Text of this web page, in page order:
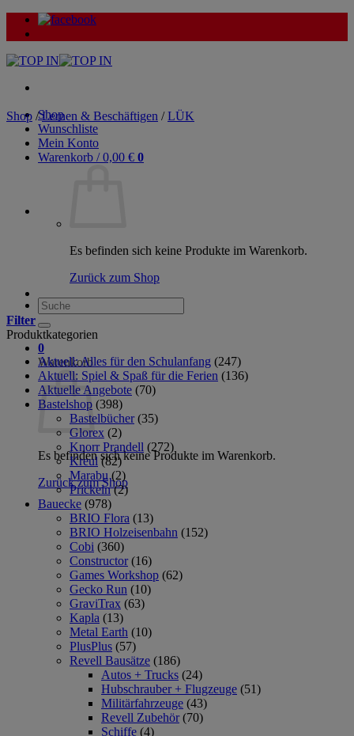
Zum
Inhalt
Shop
Wunschliste
Mein Konto
Warenkorb /0,00 € 0
Es befinden sich keine Produkte im Warenkorb.
Zurück zum Shop
Suche
nach:
0
Warenkorb
Es befinden sich keine Produkte im Warenkorb.
Zurück zum Shop
Shop / Lernen & Beschäftigen / LÜK
Filter
Produktkategorien
Aktuell: Alles für den Schulanfang (247)
Aktuell: Spiel & Spaß für die Ferien (136)
Aktuelle Angebote (70)
Bastelshop (398)
Bastelbücher (35)
Glorex (2)
Knorr Prandell (272)
Kreul (82)
Marabu (2)
Prickeln (2)
Bauecke (978)
BRIO Flora (13)
BRIO Holzeisenbahn (152)
Cobi (360)
Constructor (16)
Games Workshop (62)
Gecko Run (10)
GraviTrax (63)
Kapla (13)
Metal Earth (10)
PlusPlus (57)
Revell Bausätze (186)
Autos + Trucks (24)
Hubschrauber + Flugzeuge (51)
Militärfahrzeuge (43)
Revell Zubehör (70)
Schiffe (4)